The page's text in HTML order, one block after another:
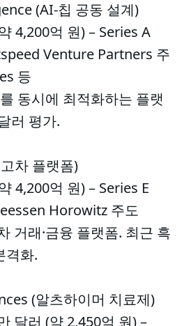
(AI-칩 공동 설계)
4,200억 원) – Series A
Venture Partners 주
등
동시에 최적화하는 플랫
러 평가.
차 플랫폼)
4,200억 원) – Series E
Horowitz 주도
거래·금융 플랫폼. 최근 흑
격화.
(알츠하이머 치료제)
달러 (약 2,450억 원) –